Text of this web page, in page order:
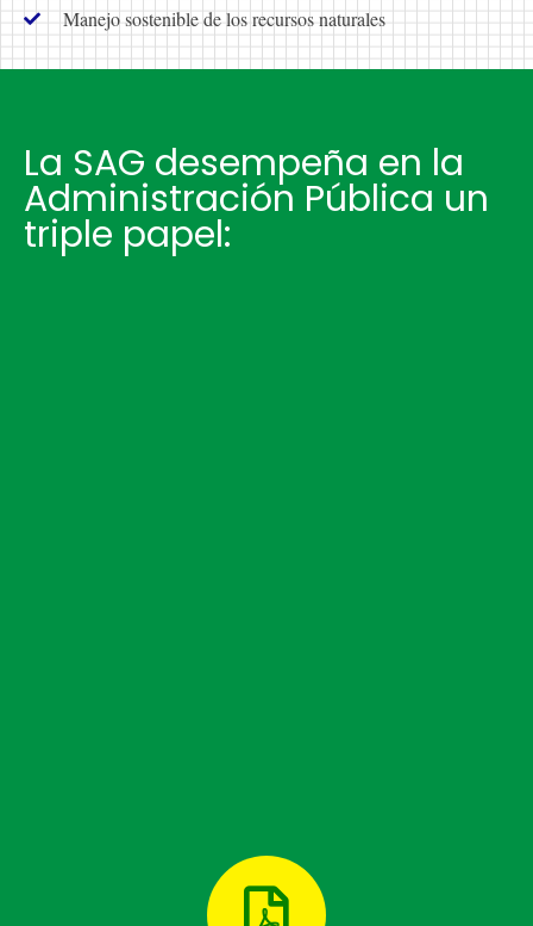
Manejo sostenible de los recursos naturales
La SAG desempeña en la
Administración Pública un
triple papel: